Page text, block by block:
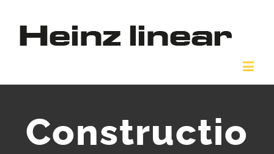
Constructio